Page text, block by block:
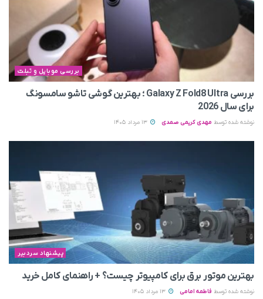
بررسی موبایل و تبلت
بررسی Galaxy Z Fold8 Ultra ؛ بهترین گوشی تاشو سامسونگ
برای سال 2026
نوشته شده توسط مهدی کریمی صمدی
پیشنهاد سردبیر
بهترین موتور برق برای کامپیوتر چیست؟ + راهنمای کامل خرید
نوشته شده توسط فاطمه امامی